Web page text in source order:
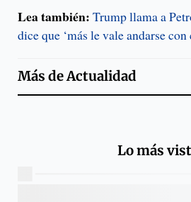
Lea también: Trump llama a
dice que ‘más le vale andarse con
Más deActualidad
Lo más